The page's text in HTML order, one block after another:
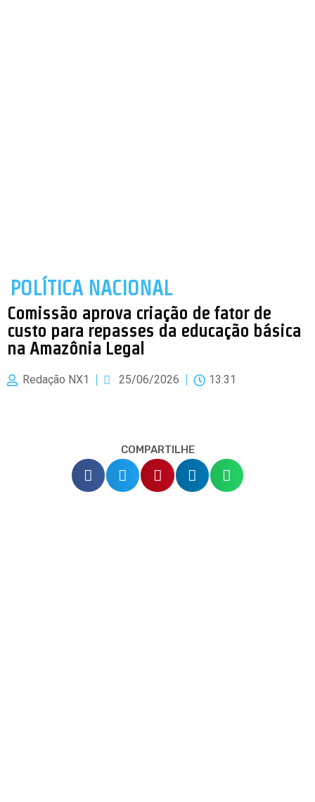
POLÍTICA NACIONAL
Comissão aprova criação de fator de
custo para repasses da educação básica
na Amazônia Legal
Redação NX1 25/06/2026 13:31
COMPARTILHE